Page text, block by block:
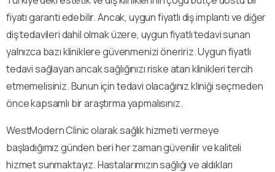
fiyatı garanti edebilir. Ancak, uygun fiyatlı diş implantı ve diğer
diş tedavileri dahil olmak üzere, uygun fiyatlı tedavi sunan
yalnızca bazı kliniklere güvenmenizi öneririz. Uygun fiyatlı
tedavi sağlayan ancak sağlığınızı riske atan klinikleri tercih
etmemelisiniz. Bunun için tedavi olacağınız kliniği seçmeden
önce kapsamlı bir araştırma yapmalısınız.
WestModern Clinic olarak sağlık hizmeti vermeye
başladığımız günden beri her zaman güvenilir ve kaliteli
hizmet sunmaktayız. Hastalarımızın sağlığı ve aldıkları